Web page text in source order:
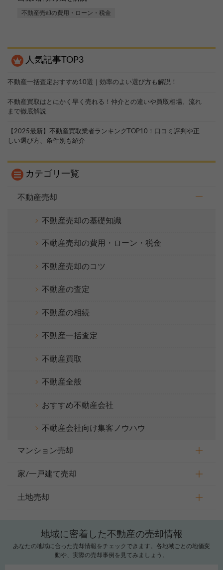
不動産売却の費用・ローン・税金
人気記事TOP3
不動産一括査定おすすめ10選｜効率のよい選び方も解説！
不動産買取はとにかく早く売れる！仲介との違いや買取相場、流れ
まで徹底解説
【2025最新】不動産買取業者ランキングTOP10！口コミ評判や正
しい選び方、条件別も紹介
カテゴリ一覧
不動産売却
不動産売却の基礎知識
不動産売却の費用・ローン・税金
不動産売却のコツ
不動産の査定
不動産の相続
不動産一括査定
不動産買取
不動産全般
おすすめ不動産会社
不動産会社向け集客ノウハウ
マンション売却
家/一戸建て売却
土地売却
地域に密着した不動産の売却情報
あなたの地域に合った売却情報をチェックできます。各地域ごとの地価変
動や、実際の売却事例を見てみましょう。